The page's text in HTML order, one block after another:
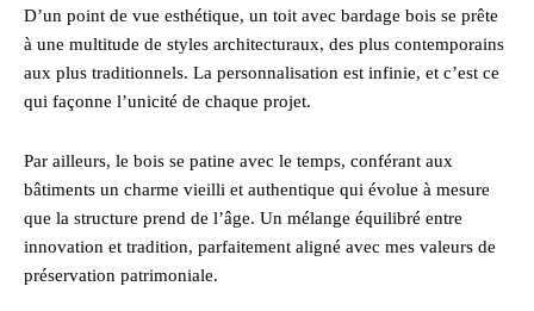
D’un point de vue esthétique, un toit avec bardage bois se prête
à une multitude de styles architecturaux, des plus contemporains
aux plus traditionnels. La personnalisation est infinie, et c’est ce
qui façonne l’unicité de chaque projet.
Par ailleurs, le bois se patine avec le temps, conférant aux
bâtiments un charme vieilli et authentique qui évolue à mesure
que la structure prend de l’âge. Un mélange équilibré entre
innovation et tradition, parfaitement aligné avec mes valeurs de
préservation patrimoniale.